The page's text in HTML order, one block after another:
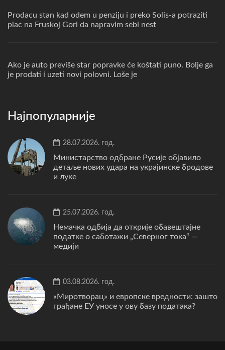
Prodacu stan kad odem u penziju i preko Solis-a potraziti
plac na Fruskoj Gori da napravim sebi nest
Ako je auto previše star popravke će koštati puno. Bolje ga
je prodati i uzeti novi polovni. Loše je
Најпопуларније
28.07.2026. год.
Министарство одбране Русије објавило
детаље нових удара на украјинске бродове
и луке
25.07.2026. год.
Немачка одбија да открије обавештајне
податке о саботажи „Северног тока“ —
медији
03.08.2026. год.
«Миротворац» и европске вредности: зашто
грађане ЕУ уносе у ову базу података?